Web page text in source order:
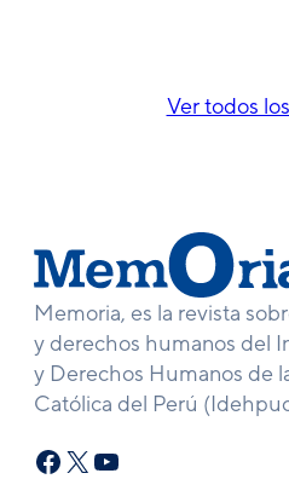
Ver todos
Memoria, es la revista
y derechos humanos del
y Derechos Humanos de
Católica del Perú
Facebook
X YouTube